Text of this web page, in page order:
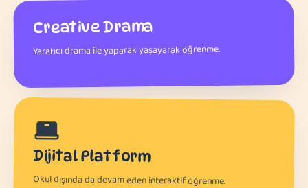
Creative Drama
Yaratıcı drama ile yaparak yaşayarak öğrenme.
Dijital Platform
Okul dışında da devam eden interaktif öğrenme.